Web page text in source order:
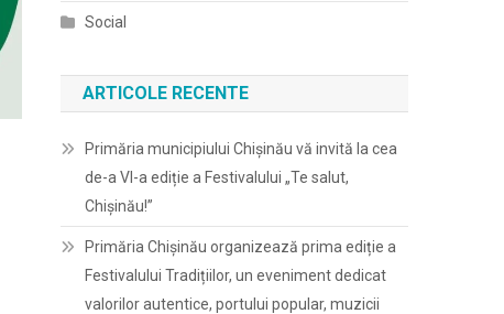
Social
ARTICOLE RECENTE
Primăria municipiului Chișinău vă invită la cea
de-a VI-a ediție a Festivalului „Te salut,
Chișinău!”
Primăria Chișinău organizează prima ediție a
Festivalului Tradițiilor, un eveniment dedicat
valorilor autentice, portului popular, muzicii